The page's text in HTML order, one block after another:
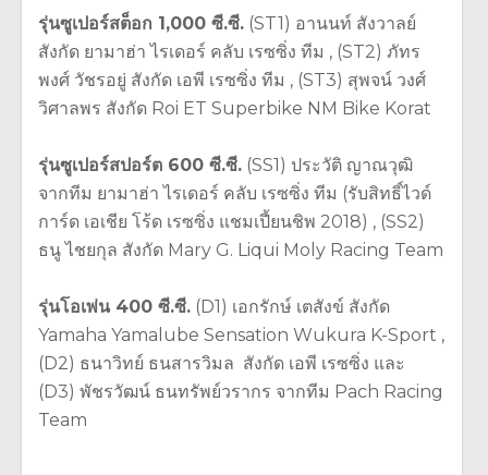
รุ่นซูเปอร์สต็อก 1,000 ซี.ซี. (ST1) อานนท์ สังวาลย์
สังกัด ยามาฮ่า ไรเดอร์ คลับ เรซซิ่ง ทีม , (ST2) ภัทร
พงศ์ วัชรอยู่ สังกัด เอพี เรซซิ่ง ทีม , (ST3) สุพจน์ วงศ์
วิศาลพร สังกัด Roi ET Superbike NM Bike Korat
รุ่นซูเปอร์สปอร์ต 600 ซี.ซี. (SS1) ประวัติ ญาณวุฒิ
จากทีม ยามาฮ่า ไรเดอร์ คลับ เรซซิ่ง ทีม (รับสิทธิ์ไวด์
การ์ด เอเชีย โร้ด เรซซิ่ง แชมเปี้ยนชิพ 2018) , (SS2)
ธนู ไชยกุล สังกัด Mary G. Liqui Moly Racing Team
รุ่นโอเพ่น 400 ซี.ซี. (D1) เอกรักษ์ เตสังข์ สังกัด
Yamaha Yamalube Sensation Wukura K-Sport ,
(D2) ธนาวิทย์ ธนสารวิมล สังกัด เอพี เรซซิ่ง และ
(D3) พัชรวัฒน์ ธนทรัพย์วรากร จากทีม Pach Racing
Team